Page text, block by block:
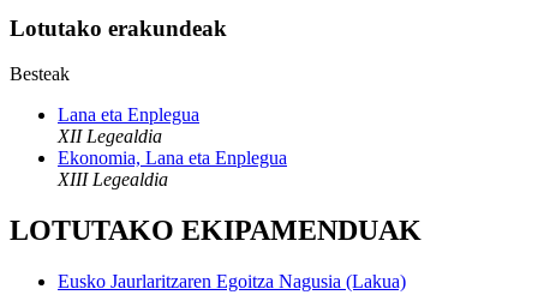
Lotutako erakundeak
Besteak
Lana eta Enplegua
XII Legealdia
Ekonomia, Lana eta Enplegua
XIII Legealdia
LOTUTAKO EKIPAMENDUAK
Eusko Jaurlaritzaren Egoitza Nagusia (Lakua)